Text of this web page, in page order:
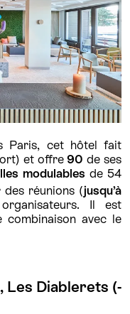
Paris, cet hôtel fait
et offre90 de ses
modulables de 54
des réunions (jusqu’à
Il est
combinaison avec le
Les Diablerets (-